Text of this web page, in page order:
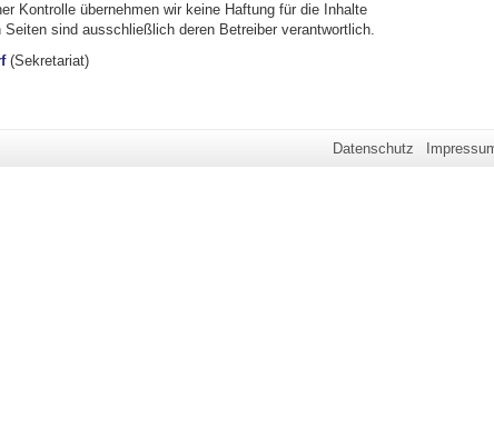
Kontrolle übernehmen wir keine Haftung für die Inhalte
sind ausschließlich deren Betreiber verantwortlich.
(Sekretariat)
Datenschutz